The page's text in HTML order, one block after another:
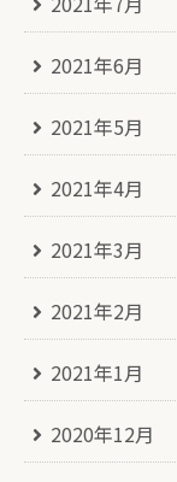
2021年6月
2021年5月
2021年4月
2021年3月
2021年2月
2021年1月
2020年12月